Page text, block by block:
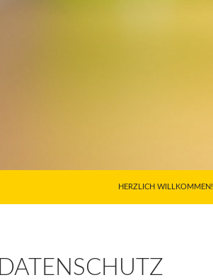
HERZLICH WILLKOMMEN!
DATENSCHUTZ